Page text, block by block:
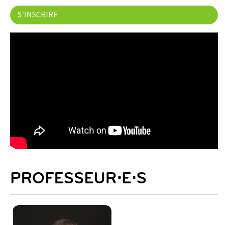
S'INSCRIRE
PROFESSEUR⋅E⋅S